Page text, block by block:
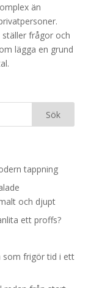
än
frågor och
lägga en grund
tappning
och djupt
ett proffs?
som frigör tid i ett